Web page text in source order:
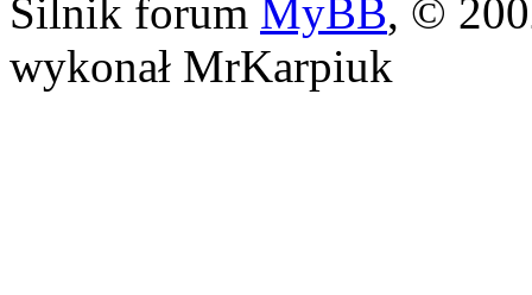
Silnik forum MyBB, ©
wykonał MrKarpiuk